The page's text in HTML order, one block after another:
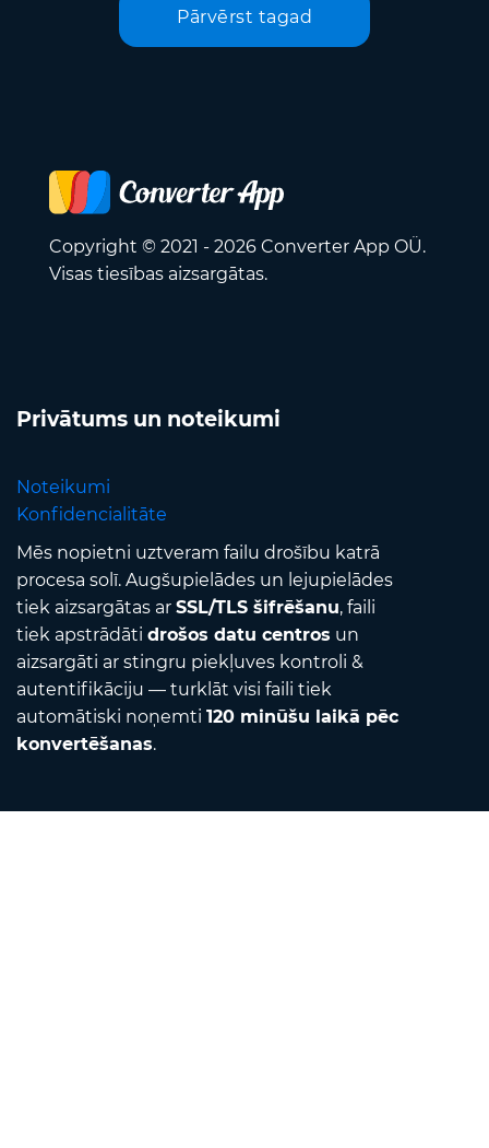
Pārvērst tagad
Copyright © 2021 - 2026 Converter App OÜ.
Visas tiesības aizsargātas.
Privātums un noteikumi
Noteikumi
Konfidencialitāte
Mēs nopietni uztveram failu drošību katrā
procesa solī. Augšupielādes un lejupielādes
tiek aizsargātas ar SSL/TLS šifrēšanu, faili
tiek apstrādāti drošos datu centros un
aizsargāti ar stingru piekļuves kontroli &
autentifikāciju — turklāt visi faili tiek
automātiski noņemti 120 minūšu laikā pēc
konvertēšanas.